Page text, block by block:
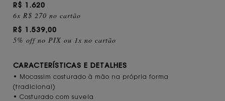
R$ 1.620
6x R$ 270 no cartão
R$ 1.539,00
5% off no PIX ou 1x no cartão
CARACTERÍSTICAS E DETALHES
• Mocassim costurado à mão na própria forma
(tradicional)
• Costurado com suvela